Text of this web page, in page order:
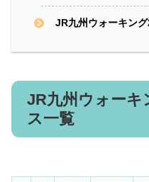
JR九州ウォーキン
JR九州ウォーキ
ス一覧